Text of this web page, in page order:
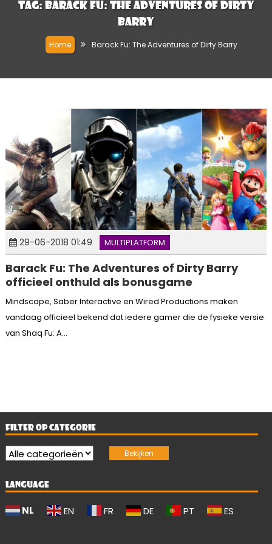
Tag: Barack Fu: The Adventures of Dirty
Barry
Home Barack Fu: The Adventures of Dirty Barry
29-06-2018 01:49 MULTIPLATFORM
Barack Fu: The Adventures of Dirty Barry
officieel onthuld als bonusgame
Mindscape, Saber Interactive en Wired Productions maken
vandaag officieel bekend dat iedere gamer die de fysieke versie
van Shaq Fu: A...
FILTER OP CATEGORIE
LANGUAGE
NL EN FR DE PT ES